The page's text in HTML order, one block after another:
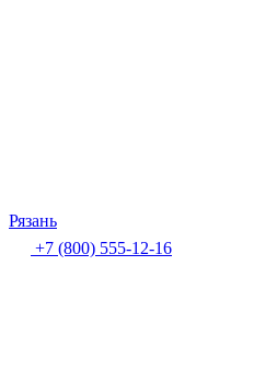
Рязань
+7 (800) 555-12-16